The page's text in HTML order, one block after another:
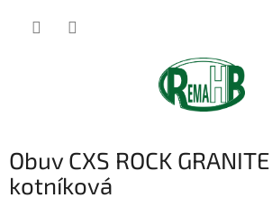
Obuv CXS ROCK
kotníková